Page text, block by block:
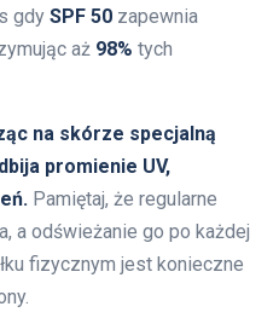
gdy SPF 50 zapewnia
aż 98% tych
na skórze specjalną
promienie UV,
Pamiętaj, że regularne
a odświeżanie go po każdej
fizycznym jest konieczne